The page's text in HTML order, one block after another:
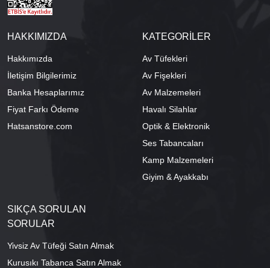
HAKKIMIZDA
Hakkımızda
İletişim Bilgilerimiz
Banka Hesaplarımız
Fiyat Farkı Ödeme
Hatsanstore.com
KATEGORİLER
Av Tüfekleri
Av Fişekleri
Av Malzemeleri
Havalı Silahlar
Optik & Elektronik
Ses Tabancaları
Kamp Malzemeleri
Giyim & Ayakkabı
SIKÇA SORULAN
SORULAR
Yivsiz Av Tüfeği Satın Almak
Kurusıkı Tabanca Satın Almak